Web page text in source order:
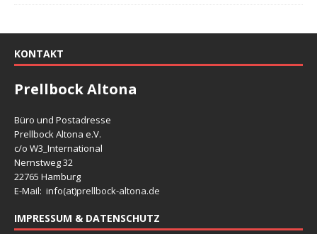
KONTAKT
Prellbock Altona
Büro und Postadresse
Prellbock Altona e.V.
c/o W3_International
Nernstweg 32
22765 Hamburg
E-Mail: info(at)prellbock-altona.de
IMPRESSUM & DATENSCHUTZ